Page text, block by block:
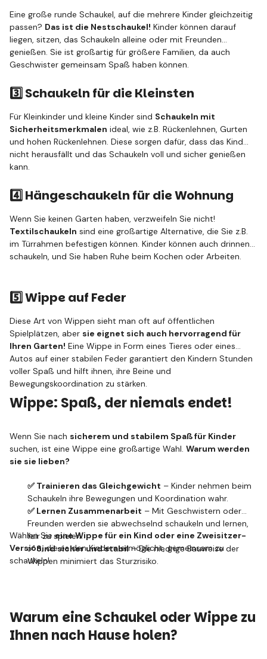
Eine große runde Schaukel, auf die mehrere Kinder gleichzeitig
passen? Das ist die Nestschaukel! Kinder können darauf
liegen, sitzen, das Schaukeln alleine oder mit Freunden
genießen. Sie ist großartig für größere Familien, da auch
Geschwister gemeinsam Spaß haben können.
3️⃣ Schaukeln für die Kleinsten
Für Kleinkinder und kleine Kinder sind Schaukeln mit
Sicherheitsmerkmalen ideal, wie z.B. Rückenlehnen, Gurten
und hohen Rückenlehnen. Diese sorgen dafür, dass das Kind
nicht herausfällt und das Schaukeln voll und sicher genießen
kann.
4️⃣ Hängeschaukeln für die Wohnung
Wenn Sie keinen Garten haben, verzweifeln Sie nicht!
Textilschaukeln sind eine großartige Alternative, die Sie z.B.
im Türrahmen befestigen können. Kinder können auch drinnen
schaukeln, und Sie haben Ruhe beim Kochen oder Arbeiten.
5️⃣ Wippe auf Feder
Diese Art von Wippen sieht man oft auf öffentlichen
Spielplätzen, aber sie eignet sich auch hervorragend für
Ihren Garten! Eine Wippe in Form eines Tieres oder eines
Autos auf einer stabilen Feder garantiert den Kindern Stunden
voller Spaß und hilft ihnen, ihre Beine und
Bewegungskoordination zu stärken.
Wippe: Spaß, der niemals endet!
Wenn Sie nach sicherem und stabilem Spaß für Kinder
suchen, ist eine Wippe eine großartige Wahl. Warum werden
sie sie lieben?
✅ Trainieren das Gleichgewicht – Kinder nehmen beim
Schaukeln ihre Bewegungen und Koordination wahr.
✅ Lernen Zusammenarbeit – Mit Geschwistern oder
Freunden werden sie abwechselnd schaukeln und lernen,
fair zu spielen.
✅ Sind sicher und stabil– Die niedrige Bauweise der
Wippen minimiert das Sturzrisiko.
Wählen Sieeine Wippe für ein Kind oder eine Zweisitzer-
Version, die es den Kindern ermöglicht, gemeinsam zu
schaukeln!
Warum eine Schaukel oder Wippe zu
Ihnen nach Hause holen?